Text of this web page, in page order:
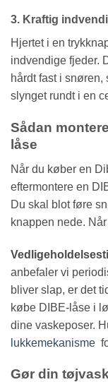
3. Kraftig
Hjertet i en
indvendige fjeder.
hårdt fast i
slynget rundt i en
Sådan
låse
Når du køber en
eftermontere en
Du skal blot føre
knappen nede.
anbefaler vi
bliver slap, er det
købe DIBE-låse i
dine vaskeposer.
lukkemekanisme
Gør din